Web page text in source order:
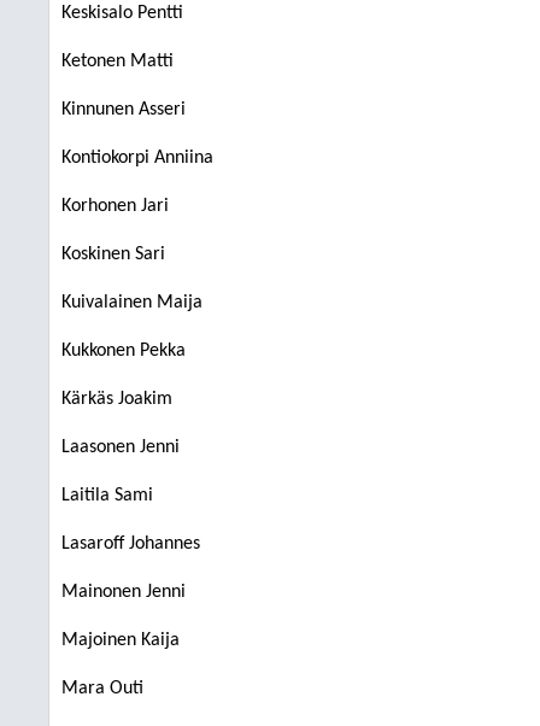
Keskisalo Pentti
Ketonen Matti
Kinnunen Asseri
Kontiokorpi Anniina
Korhonen Jari
Koskinen Sari
Kuivalainen Maija
Kukkonen Pekka
Kärkäs Joakim
Laasonen Jenni
Laitila Sami
Lasaroff Johannes
Mainonen Jenni
Majoinen Kaija
Mara Outi